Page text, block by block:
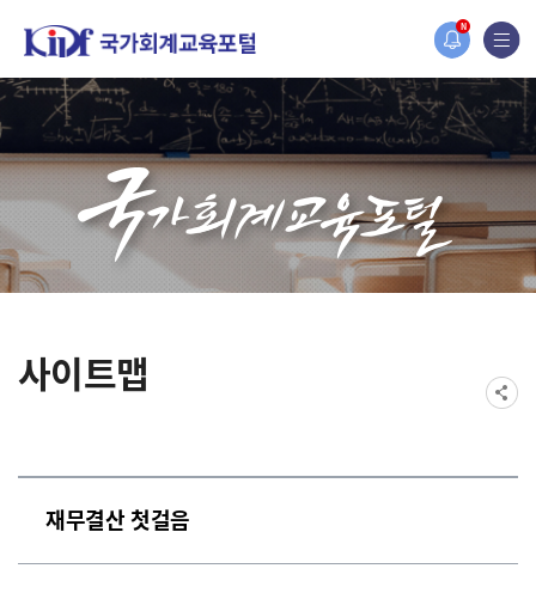
N
홈페이지가 새롭게 개편되었습니다.
한국조세재정연구원홈페이지가 새롭게 개설되었습니다.
사이트맵
재무결산 첫걸음